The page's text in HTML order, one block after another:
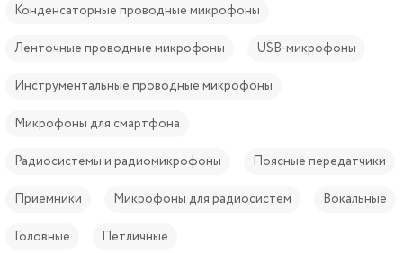
Конденсаторные проводные микрофоны
Ленточные проводные микрофоны USB-микрофоны
Инструментальные проводные микрофоны
Микрофоны для смартфона
Радиосистемы и радиомикрофоны Поясные передатчики
Приемники Микрофоны для радиосистем Вокальные
Головные Петличные